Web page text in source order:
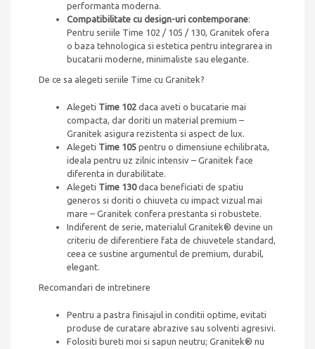
performanta moderna.
Compatibilitate cu design-uri contemporane:
Pentru seriile Time 102 / 105 / 130, Granitek ofera
o baza tehnologica si estetica pentru integrarea in
bucatarii moderne, minimaliste sau elegante.
De ce sa alegeti seriile Time cu Granitek?
Alegeti Time 102 daca aveti o bucatarie mai
compacta, dar doriti un material premium –
Granitek asigura rezistenta si aspect de lux.
Alegeti Time 105 pentru o dimensiune echilibrata,
ideala pentru uz zilnic intensiv – Granitek face
diferenta in durabilitate.
Alegeti Time 130daca beneficiati de spatiu
generos si doriti o chiuveta cu impact vizual mai
mare – Granitek confera prestanta si robustete.
Indiferent de serie, materialul Granitek® devine un
criteriu de diferentiere fata de chiuvetele standard,
ceea ce sustine argumentul de premium, durabil,
elegant.
Recomandari de intretinere
Pentru a pastra finisajul in conditii optime, evitati
produse de curatare abrazive sau solventi agresivi.
Folositi bureti moi si sapun neutru; Granitek® nu